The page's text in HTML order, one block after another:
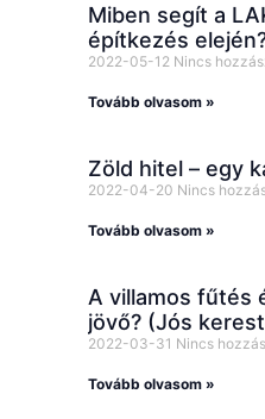
Miben segít a
építkezés
2022-05-12 Nincs
Tovább olvasom »
Zöld hitel – egy
2022-04-20 Nincs
Tovább olvasom »
A villamos fűtés
jövő? (Jós
2022-03-31 Nincs
Tovább olvasom »